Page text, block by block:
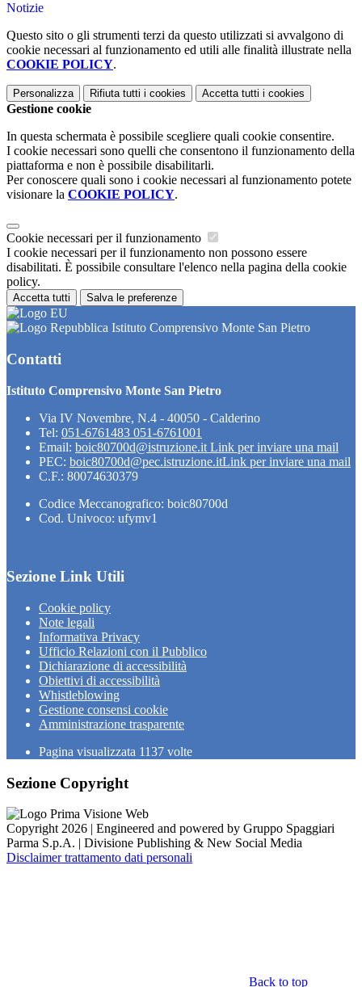
Notizie
Questo sito o gli strumenti terzi da questo utilizzati si avvalgono di
cookie necessari al funzionamento ed utili alle finalità illustrate nella
COOKIE POLICY.
Personalizza Rifiuta tutti i cookies Accetta tutti i cookies
Gestione cookie
In questa schermata è possibile scegliere quali cookie consentire.
I cookie necessari sono quelli che consentono il funzionamento della
piattaforma e non è possibile disabilitarli.
Per conoscere quali sono i cookie necessari al funzionamento potete
visionare la COOKIE POLICY.
Cookie necessari per il funzionamento
I cookie necessari per il funzionamento non possono essere
disabilitati. È possibile consultare l'elenco nella pagina della cookie
policy.
Accetta tutti Salva le preferenze
Istituto Comprensivo Monte San Pietro
Contatti
Istituto Comprensivo Monte San Pietro
Via IV Novembre, N.4 - 40050 - Calderino
Tel: 051-6761483 051-6761001
Email: boic80700d@istruzione.it Link per inviare una mail
PEC: boic80700d@pec.istruzione.itLink per inviare una mail
C.F.: 80074630379
Codice Meccanografico: boic80700d
Cod. Univoco: ufymv1
Sezione Link Utili
Cookie policy
Note legali
Informativa Privacy
Ufficio Relazioni con il Pubblico
Dichiarazione di accessibilità
Obiettivi di accessibilità
Whistleblowing
Gestione consensi cookie
Amministrazione trasparente
Pagina visualizzata 1137 volte
Sezione Copyright
Copyright 2026 | Engineered and powered by Gruppo Spaggiari
Parma S.p.A. | Divisione Publishing & New Social Media
Disclaimer trattamento dati personali
Back to top